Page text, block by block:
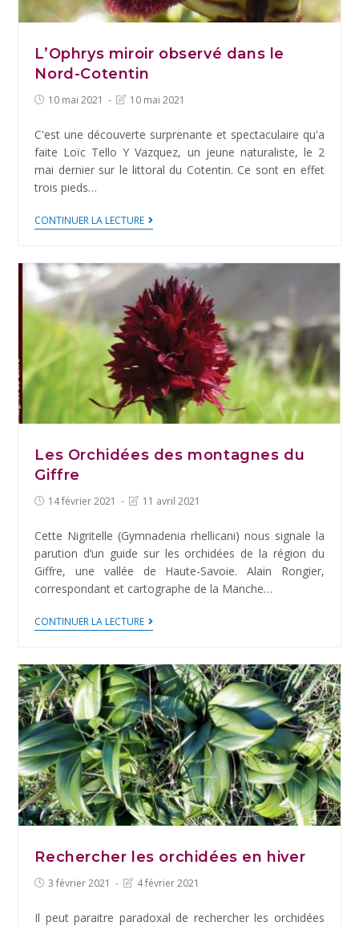
L’Ophrys miroir observé dans le
Nord-Cotentin
Post10 mai 2021
Post10 mai 2021
C'est une découverte surprenante et spectaculaire qu'a
faite Loïc Tello Y Vazquez, un jeune naturaliste, le 2
mai dernier sur le littoral du Cotentin. Ce sont en effet
trois pieds…
CONTINUER LA LECTURE
L’Ophrys
dans
le
Nord-
Cotentin
Les Orchidées des montagnes du
Giffre
Post14 février 2021
Post11 avril 2021
Cette Nigritelle (Gymnadenia rhellicani) nous signale la
parution d’un guide sur les orchidées de la région du
Giffre, une vallée de Haute-Savoie. Alain Rongier,
correspondant et cartographe de la Manche…
CONTINUER LA LECTURE
Les
montagnes
du
Giffre
Rechercher les orchidées en hiver
Post3 février 2021
Post4 février 2021
Il peut paraitre paradoxal de rechercher les orchidées